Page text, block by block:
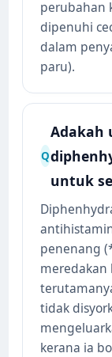
perubahan
dipenuhi
dalam
paru).
Q
Adakah
untuk
penenang
tidak
kerana ia